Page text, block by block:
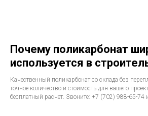
Почему поликарбонат
используется в
Качественный поликарбонат со склада без
точное количество и стоимость для вашего
бесплатный расчет. Звоните: +7 (702) 988-65-74